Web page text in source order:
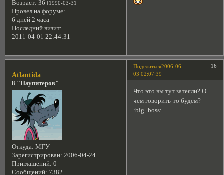
Возраст: 36 [1990-03-31]
Провел на форуме:
6 дней 2 часа
Последний визит:
2011-04-01 22:44:31
Поделиться 16
2006-06-
03 02:07:39
Atlantida
8 "Наупитеров"
Откуда: МГУ
Зарегистрирован: 2006-04-24
Приглашений: 0
Сообщений: 7382
Что это вы тут затеяли? О
чем говорить-то будем?
:big_boss: